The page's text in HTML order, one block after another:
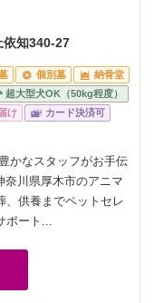
依知340-27
個別墓
納骨堂
超大型犬OK（50kg程度）
け
カード決済可
かなスタッフがお手伝
奈川県厚木市のアニマ
、供養までペットセレ
ポート...